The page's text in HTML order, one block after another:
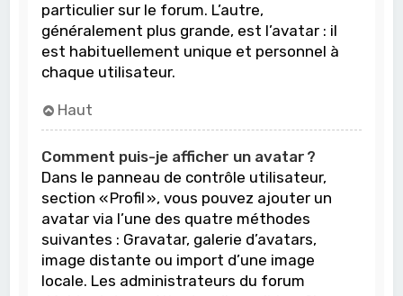
particulier sur le forum. L’autre,
généralement plus grande, est l’avatar : il
est habituellement unique et personnel à
chaque utilisateur.
Haut
Comment puis-je afficher un avatar ?
Dans le panneau de contrôle utilisateur,
section « Profil », vous pouvez ajouter un
avatar via l’une des quatre méthodes
suivantes : Gravatar, galerie d’avatars,
image distante ou import d’une image
locale. Les administrateurs du forum